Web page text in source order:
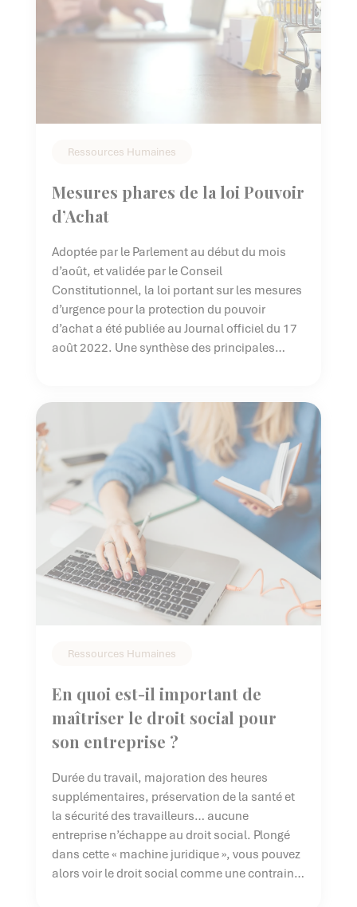
Ressources Humaines
Mesures phares de la loi Pouvoir
d’Achat
Adoptée par le Parlement au début du mois
d’août, et validée par le Conseil
Constitutionnel, la loi portant sur les mesures
d’urgence pour la protection du pouvoir
d’achat a été publiée au Journal officiel du 17
août 2022. Une synthèse des principales
l’épargne salariale jusqu’au […]
Ressources Humaines
En quoi est-il important de
maîtriser le droit social pour
son entreprise ?
Durée du travail, majoration des heures
supplémentaires, préservation de la santé et
la sécurité des travailleurs… aucune
entreprise n’échappe au droit social. Plongé
dans cette « machine juridique », vous pouvez
alors voir le droit social comme une contrainte